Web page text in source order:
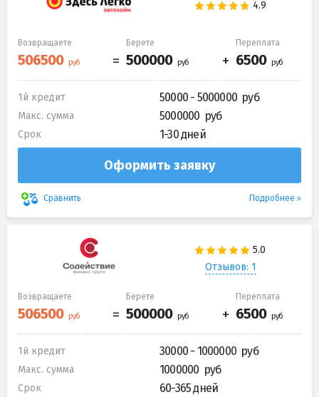
Возвращаете Берете Переплата
1й кредит 50000 - 5000000
Макс. сумма 5000000
Срок 1-30 дней
Оформить заявку
Сравнить Подробнее
Отзывов: 1
Возвращаете Берете Переплата
1й кредит 30000 - 1000000
Макс. сумма 1000000
Срок 60-365 дней